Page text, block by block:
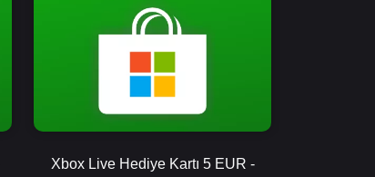
Xbox Live Hediye Kartı 5 EUR -